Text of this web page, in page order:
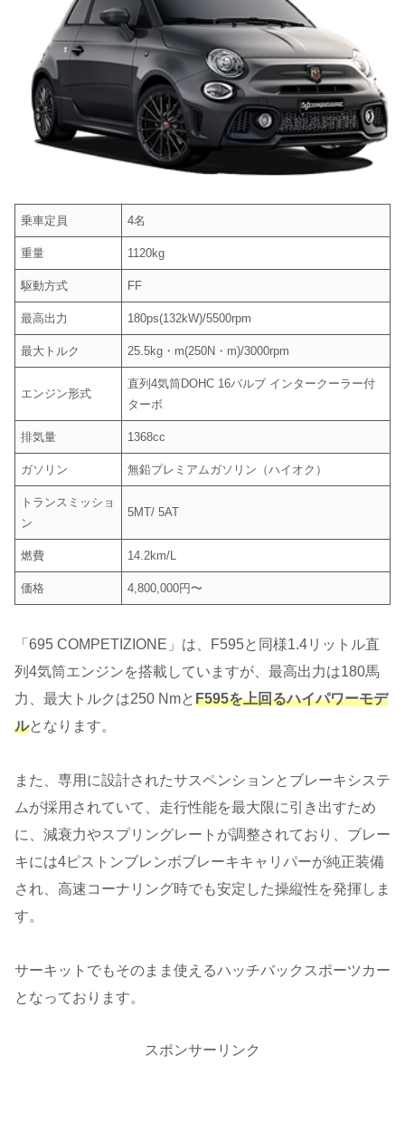
乗車定員 4名
重量 1120kg
駆動方式 FF
最高出力 180ps(132kW)/5500rpm
最大トルク 25.5kg・m(250N・m)/3000rpm
エンジン形式
直列4気筒DOHC 16バルブ インタークーラー付
ターボ
排気量 1368cc
ガソリン 無鉛プレミアムガソリン（ハイオク）
トランスミッショ
ン
5MT/ 5AT
燃費 14.2km/L
価格 4,800,000円〜
「695 COMPETIZIONE」は、F595と同様1.4リットル直
列4気筒エンジンを搭載していますが、最高出力は180馬
力、最大トルクは250 NmとF595を上回るハイパワーモデ
ルとなります。
また、専用に設計されたサスペンションとブレーキシステ
ムが採用されていて、走行性能を最大限に引き出すため
に、減衰力やスプリングレートが調整されており、ブレー
キには4ピストンブレンボブレーキキャリパーが純正装備
され、高速コーナリング時でも安定した操縦性を発揮しま
す。
サーキットでもそのまま使えるハッチバックスポーツカー
となっております。
スポンサーリンク